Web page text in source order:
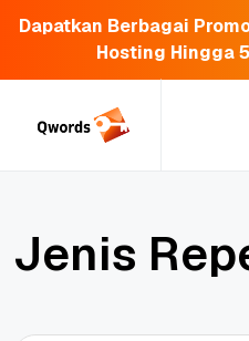
Dapatkan Berbagai
Hosting Hingga
Jenis Rep